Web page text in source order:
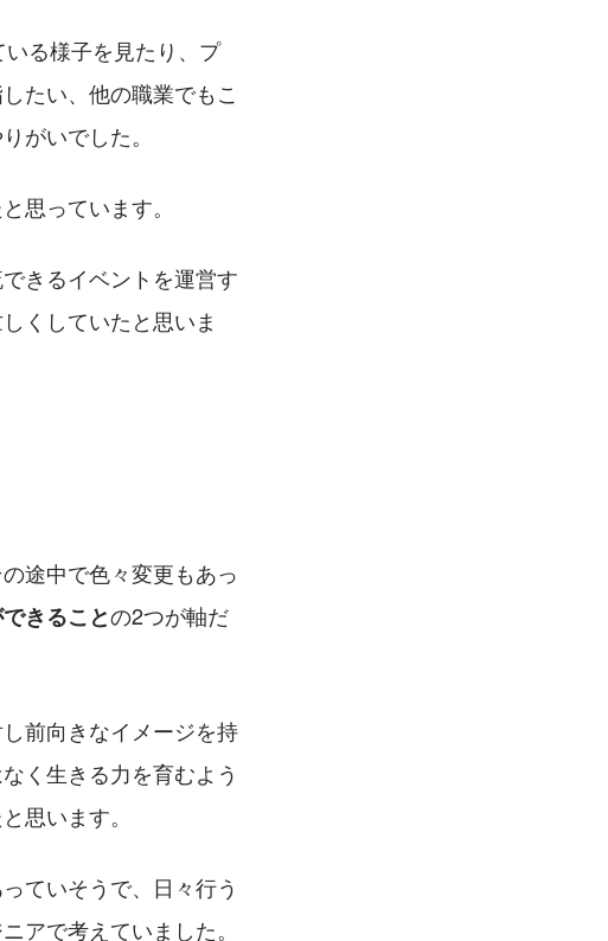
る様子を見たり、プ
たい、他の職業でもこ
がいでした。
思っています。
きるイベントを運営す
くしていたと思いま
途中で色々変更もあっ
きることの2つが軸だ
前向きなイメージを持
く生きる力を育むよう
思います。
ていそうで、日々行う
アで考えていました。